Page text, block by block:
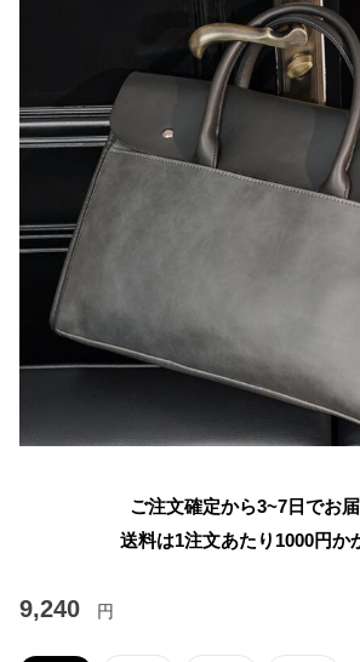
ご注文確定から3~7日でお
送料は1注文あたり 1000円か
9,240 円